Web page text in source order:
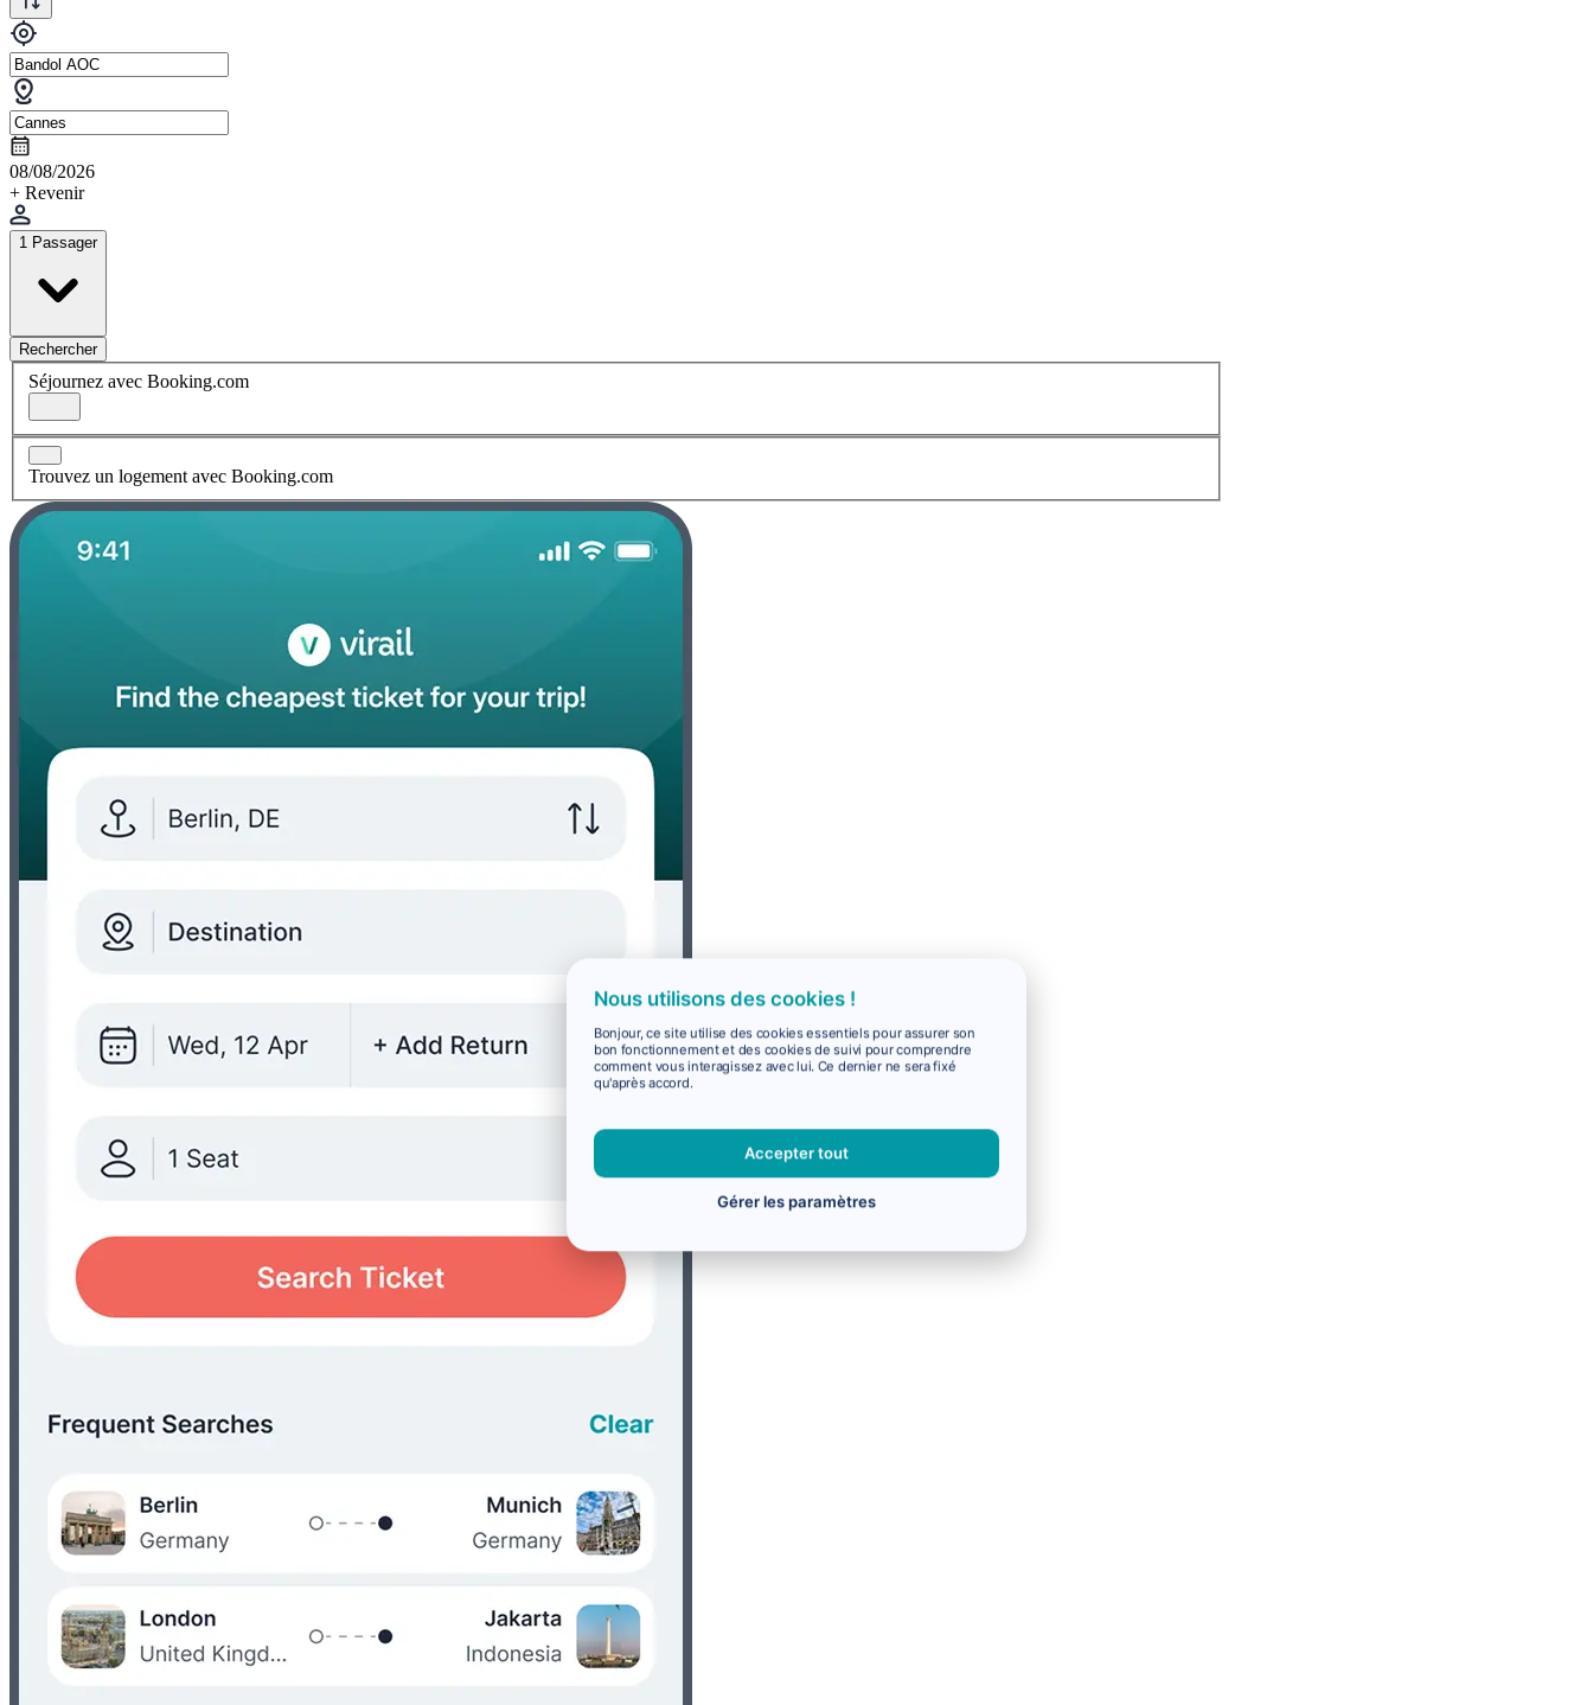
08/08/2026
+ Revenir
1 Passager
Rechercher
Séjournez avec Booking.com
Trouvez un logement avec Booking.com
Nous utilisons des cookies !
Bonjour, ce site utilise des cookies essentiels pour assurer son
bon fonctionnement et des cookies de suivi pour comprendre
comment vous interagissez avec lui. Ce dernier ne sera fixé
qu'après accord.
Accepter tout
Gérer les paramètres